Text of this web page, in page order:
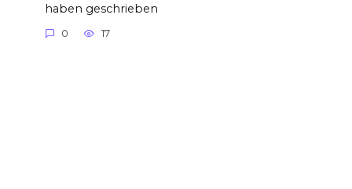
haben geschrieben
0 17